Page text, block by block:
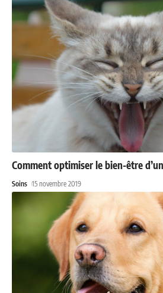
Comment optimiser le bien-être
Soins 15 novembre 2019